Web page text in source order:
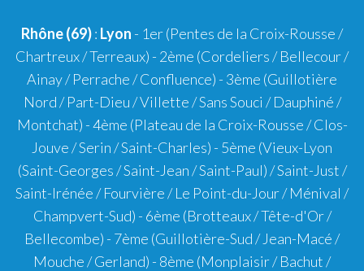
Rhône (69): Lyon - 1er(Pentes de la Croix-Rousse /
Chartreux / Terreaux) - 2ème (Cordeliers / Bellecour /
Ainay / Perrache / Confluence) - 3ème (Guillotière
Nord / Part-Dieu / Villette / Sans Souci / Dauphiné /
Montchat) -4ème (Plateau de la Croix-Rousse / Clos-
Jouve / Serin / Saint-Charles) - 5ème (Vieux-Lyon
(Saint-Georges / Saint-Jean / Saint-Paul) / Saint-Just /
Saint-Irénée / Fourvière / Le Point-du-Jour / Ménival /
Champvert-Sud) - 6ème (Brotteaux / Tête-d'Or /
Bellecombe) - 7ème (Guillotière-Sud / Jean-Macé /
Mouche / Gerland) - 8ème (Monplaisir / Bachut /